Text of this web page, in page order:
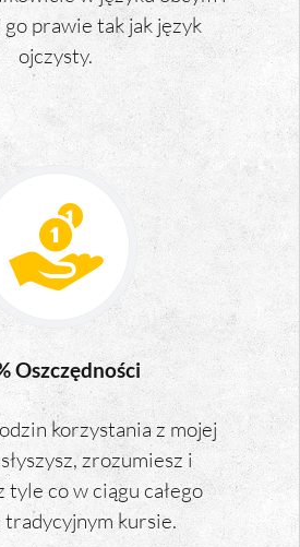
prawie tak jak język
ojczysty.
Oszczędności
korzystania z mojej
zrozumiesz i
tyle co w ciągu całego
tradycyjnym kursie.